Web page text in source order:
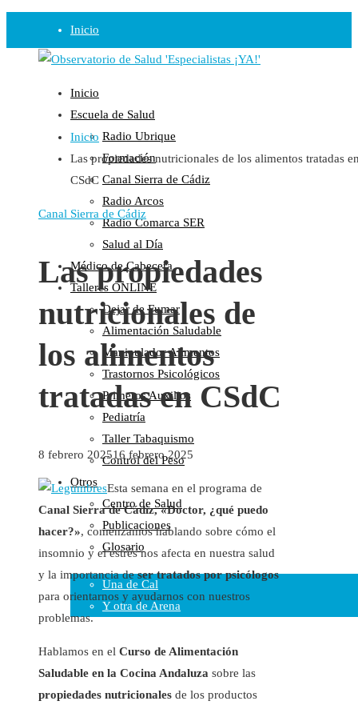
Inicio
Observatorio
Opinión
Radio
Guadalinfo Salud
Radio Guadalete
COPE Pontevedra
Salud en Radio Ubrique
Salud en Verano
Plataforma
Manifiestos
Comunicados
En nuestra Web
Colaboraciones
Cartas al Director
Medios de Comunicación
Otros
Vídeos
Cara Oscura Sanidad
Humor
Cal y Arena
Una de Cal
Y otra de Arena
Enlaces
Inicio
Escuela de Salud
Radio Ubrique
Formación
Canal Sierra de Cádiz
Radio Arcos
Radio Comarca SER
Salud al Día
Médico de Cabecera
Talleres ONLINE
Dejar de Fumar
Alimentación Saludable
Manipulador Alimentos
Trastornos Psicológicos
Primeros Auxilios
Pediatría
Taller Tabaquismo
Control del Peso
Otros
Centro de Salud
Publicaciones
Glosario
Inicio
Las propiedades nutricionales de los alimentos tratadas
CSdC
Canal Sierra de Cádiz
Las propiedades
nutricionales de
los alimentos
tratadas en CSdC
8 febrero 202516 febrero 2025
Esta semana en el programa de
Canal Sierra de Cádiz, «Doctor, ¿qué puedo
hacer?», comenzamos hablando sobre cómo el
insomnio y el estrés nos afecta en nuestra salud
y la importancia deser tratados por psicólogos
para orientarnos y ayudarnos con nuestros
problemas.
Hablamos en el Curso de Alimentación
Saludable en la Cocina Andaluza sobre las
propiedades nutricionales de los productos